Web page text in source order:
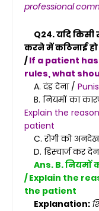
professional
Q24. यदि
करने में कठिनाई हो
/If a patient
rules, what
A. दंड देना /
B. नियमों का
Explain the
patient
C. रोगी को
D. डिस्चार्ज कर
Ans. B. नियमों
/ Explain the
the patient
Explanation: